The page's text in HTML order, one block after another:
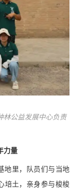
林公益发展中心负责
力量
地里，队员们与当地
培土，亲身参与梭梭